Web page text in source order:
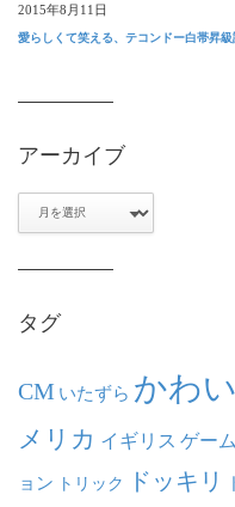
2015年8月11日
愛らしくて笑える、テコンドー白帯昇級
アーカイブ
タグ
CM いたずら かわ
メリカ イギリス ゲーム
ョン トリック ドッキリ